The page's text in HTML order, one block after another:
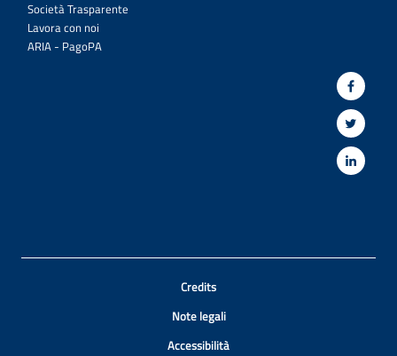
Società Trasparente
Lavora con noi
ARIA - PagoPA
Credits
Note legali
Accessibilità